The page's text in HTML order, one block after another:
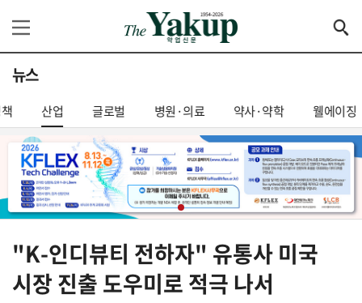
뉴스
산업 글로벌 병원·의료 약사·약학 웰에이징
"K-인디뷰티 전하자" 유통사 미국
시장 진출 도우미로 적극 나서